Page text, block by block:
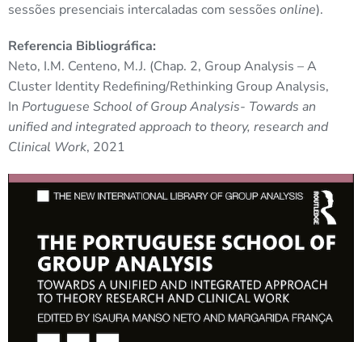
sessões presenciais intercaladas com sessões online).
Referencia Bibliográfica:
Neto, I.M. Centeno, M.J. (Chap. 2, Group Analysis – A
Cluster Identity Redefining/Rethinking Group Analysis,
In Portuguese School of Group Analysis- Towards an
unified and integrated approach to theory, research and
Clinical Work, 2021